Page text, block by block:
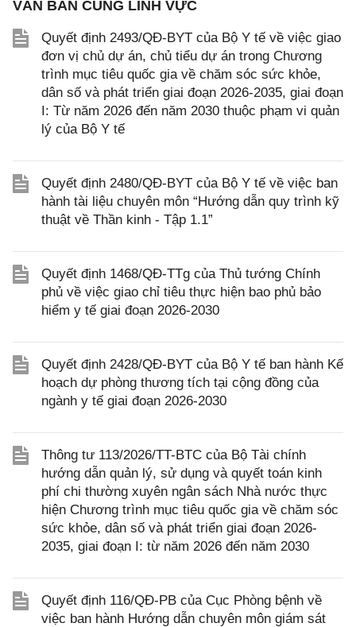
VĂN BẢN CÙNG LĨNH VỰC
Quyết định 2493/QĐ-BYT của Bộ Y tế về việc giao
đơn vị chủ dự án, chủ tiểu dự án trong Chương
trình mục tiêu quốc gia về chăm sóc sức khỏe,
dân số và phát triển giai đoạn 2026-2035, giai đoạn
I: Từ năm 2026 đến năm 2030 thuộc phạm vi quản
lý của Bộ Y tế
Quyết định 2480/QĐ-BYT của Bộ Y tế về việc ban
hành tài liệu chuyên môn “Hướng dẫn quy trình kỹ
thuật về Thần kinh - Tập 1.1”
Quyết định 1468/QĐ-TTg của Thủ tướng Chính
phủ về việc giao chỉ tiêu thực hiện bao phủ bảo
hiểm y tế giai đoạn 2026-2030
Quyết định 2428/QĐ-BYT của Bộ Y tế ban hành Kế
hoạch dự phòng thương tích tại cộng đồng của
ngành y tế giai đoạn 2026-2030
Thông tư 113/2026/TT-BTC của Bộ Tài chính
hướng dẫn quản lý, sử dụng và quyết toán kinh
phí chi thường xuyên ngân sách Nhà nước thực
hiện Chương trình mục tiêu quốc gia về chăm sóc
sức khỏe, dân số và phát triển giai đoạn 2026-
2035, giai đoạn I: từ năm 2026 đến năm 2030
Quyết định 116/QĐ-PB của Cục Phòng bệnh về
việc ban hành Hướng dẫn chuyên môn giám sát